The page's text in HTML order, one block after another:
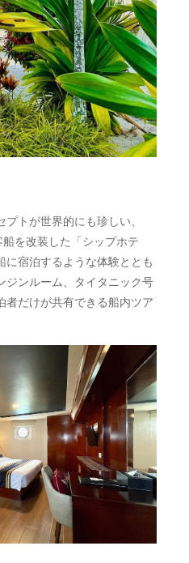
トが世界的にも珍しい、
を改装した「シップホテ
に宿泊するような体験ととも
ジンルーム、タイタニック号
者だけが共有できる船内ツア